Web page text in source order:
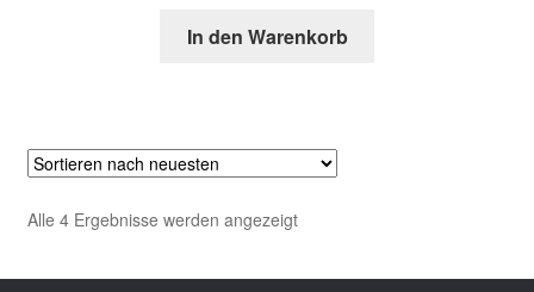
In den Warenkorb
Alle 4 Ergebnisse werden angezeigtNach
sortiert